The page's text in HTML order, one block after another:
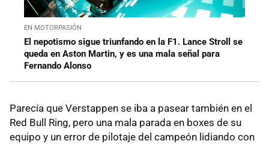
EN MOTORPASIÓN
El nepotismo sigue triunfando en la F1. Lance Stroll se
queda en Aston Martin, y es una mala señal para
Fernando Alonso
Parecía que Verstappen se iba a pasear también en el
Red Bull Ring, pero una mala parada en boxes de su
equipo y un error de pilotaje del campeón lidiando con